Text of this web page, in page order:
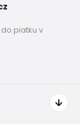
piatku v